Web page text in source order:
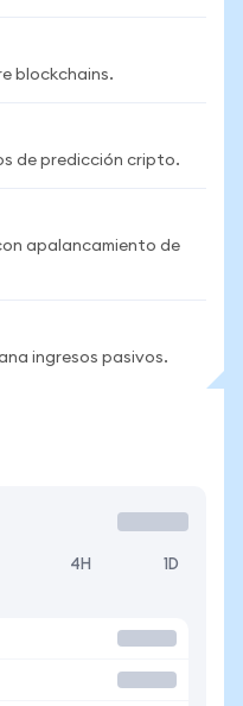
blockchains.
de predicción cripto.
apalancamiento de
ingresos pasivos.
4H 1D